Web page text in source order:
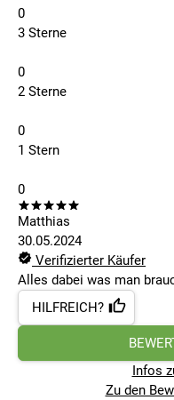
0
3 Sterne
0
2 Sterne
0
1 Stern
0
Matthias
30.05.2024
Verifizierter Käufer
Alles dabei was man
HILFREICH?
Infos
Zu den